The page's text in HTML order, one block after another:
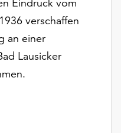
verschaffen
an einer
Lausicker